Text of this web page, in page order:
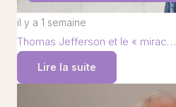
il y a 1 semaine
Thomas Jefferson et le « mirac…
Lire la suite